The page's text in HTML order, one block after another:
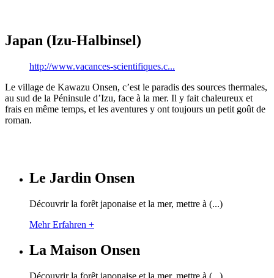
Japan (Izu-Halbinsel)
http://www.vacances-scientifiques.c...
Le village de Kawazu Onsen, c’est le paradis des sources thermales,
au sud de la Péninsule d’Izu, face à la mer. Il y fait chaleureux et
frais en même temps, et les aventures y ont toujours un petit goût de
roman.
Le Jardin Onsen
Découvrir la forêt japonaise et la mer, mettre à (...)
Mehr Erfahren +
La Maison Onsen